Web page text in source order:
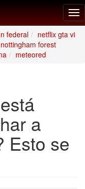
federal
netflix gta vi
forest
meteored
a
Esto se